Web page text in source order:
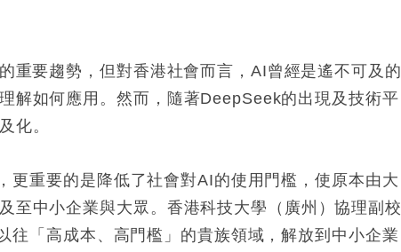
重要趨勢，但對香港社會而言，AI曾經是遙不可及的
解如何應用。然而，隨著DeepSeek的出現及技術平
化。
更重要的是降低了社會對AI的使用門檻，使原本由大
至中小企業與大眾。香港科技大學（廣州）協理副校
「高成本、高門檻」的貴族領域，解放到中小企業